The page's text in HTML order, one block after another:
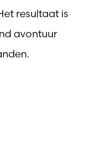
resultaat is
avontuur